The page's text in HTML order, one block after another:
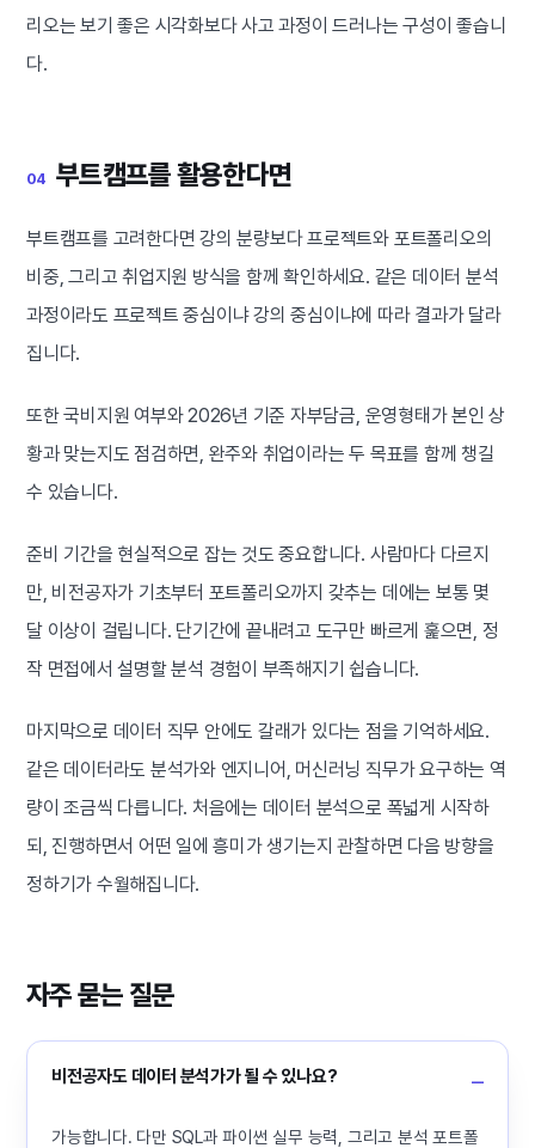
리오는 보기 좋은 시각화보다 사고 과정이 드러나는 구성이 좋습니
다.
04 부트캠프를 활용한다면
부트캠프를 고려한다면 강의 분량보다 프로젝트와 포트폴리오의
비중, 그리고 취업지원 방식을 함께 확인하세요. 같은 데이터 분석
과정이라도 프로젝트 중심이냐 강의 중심이냐에 따라 결과가 달라
집니다.
또한 국비지원 여부와 2026년 기준 자부담금, 운영형태가 본인 상
황과 맞는지도 점검하면, 완주와 취업이라는 두 목표를 함께 챙길
수 있습니다.
준비 기간을 현실적으로 잡는 것도 중요합니다. 사람마다 다르지
만, 비전공자가 기초부터 포트폴리오까지 갖추는 데에는 보통 몇
달 이상이 걸립니다. 단기간에 끝내려고 도구만 빠르게 훑으면, 정
작 면접에서 설명할 분석 경험이 부족해지기 쉽습니다.
마지막으로 데이터 직무 안에도 갈래가 있다는 점을 기억하세요.
같은 데이터라도 분석가와 엔지니어, 머신러닝 직무가 요구하는 역
량이 조금씩 다릅니다. 처음에는 데이터 분석으로 폭넓게 시작하
되, 진행하면서 어떤 일에 흥미가 생기는지 관찰하면 다음 방향을
정하기가 수월해집니다.
자주 묻는 질문
비전공자도 데이터 분석가가 될 수 있나요?
가능합니다. 다만 SQL과 파이썬 실무 능력, 그리고 분석 포트폴